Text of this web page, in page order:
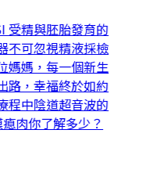
精與胚胎發育的
可忽視精液採檢
媽，每一個新生
，幸福終於如約
中陰道超音波的
肉你了解多少？